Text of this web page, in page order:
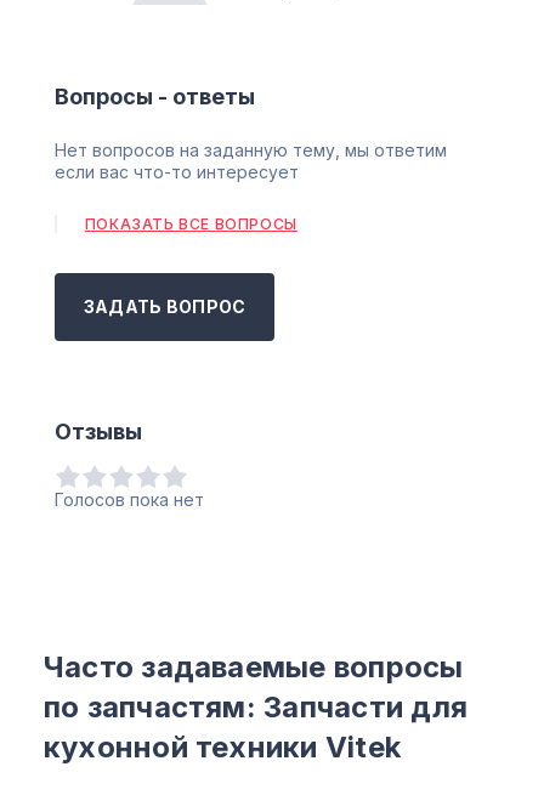
Вопросы - ответы
Нет вопросов на заданную тему, мы ответим
если вас что-то интересует
ПОКАЗАТЬ ВСЕ ВОПРОСЫ
ЗАДАТЬ ВОПРОС
Отзывы
Голосов пока нет
Часто задаваемые вопросы
по запчастям: Запчасти для
кухонной техники Vitek